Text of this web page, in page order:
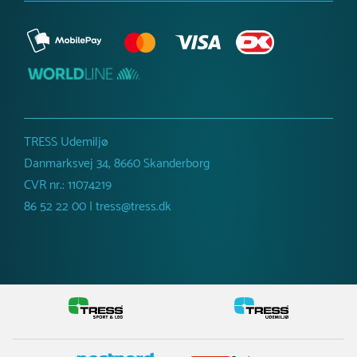
TRESS Udemiljø
Danmarksvej 34, 8660 Skanderborg
CVR nr.: 11074219
86 52 22 00 | tress@tress.dk